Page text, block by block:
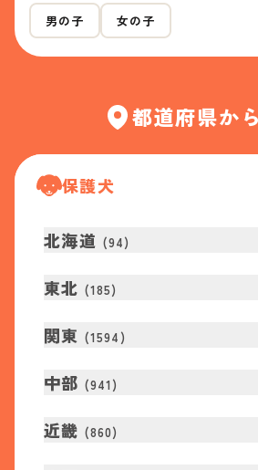
男の子 女の子
都道府県か
保護犬
北海道 (94)
東北 (185)
関東 (1594 )
中部 (941 )
近畿 (860)